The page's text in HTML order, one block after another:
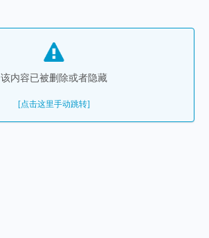
该内容已被删除或者隐藏
[点击这里手动跳转]